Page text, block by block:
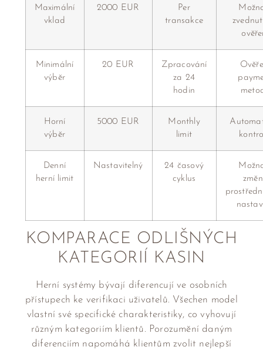
Maximální
vklad
2000 EUR
Per
transakce
Minimální
výběr
20 EUR
Zpracování
za 24
hodin
Horní
výběr
5000 EUR
Monthly
limit
Denní
herní limit
Nastavitelný
24 časový
cyklus
KOMPARACE ODLIŠNÝCH
KATEGORIÍ KASIN
Herní systémy bývají diferencují ve osobních
přístupech ke verifikaci uživatelů. Všechen model
vlastní své specifické charakteristiky, co vyhovují
různým kategoriím klientů. Porozumění daným
diferenciím napomáhá klientům zvolit nejlepší